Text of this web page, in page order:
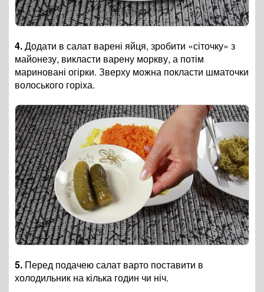
4.Додати в салат варені яйця, зробити «сіточку» з
майонезу, викласти варену моркву, а потім
мариновані огірки. Зверху можна покласти шматочки
волоського горіха.
5. Перед подачею салат варто поставити в
холодильник на кілька годин чи ніч.